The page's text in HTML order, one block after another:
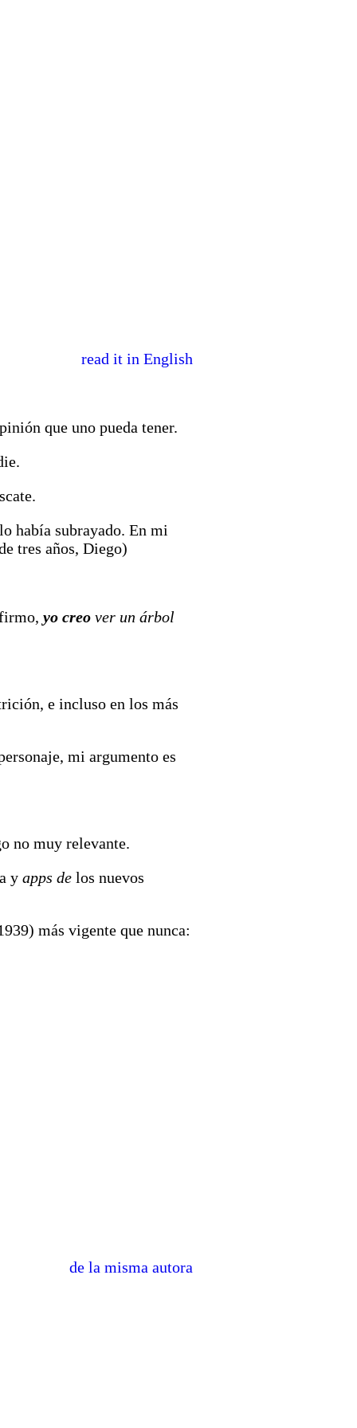
read it in English
que uno pueda tener.
había subrayado. En mi
tres años, Diego)
yo creo ver un árbol
e incluso en los más
mi argumento es
no muy relevante.
y apps de los nuevos
más vigente que nunca:
de la misma autora